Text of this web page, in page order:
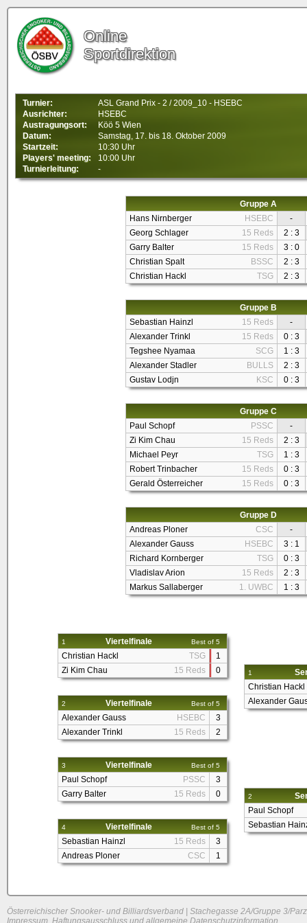
Online
Sportdirektion
Turnier:
ASL Grand Prix - 2 / 2009_10 - HSEBC
Ausrichter:
HSEBC
Austragungsort:
Köö 5 Wien
Datum:
Samstag, 17. bis 18. Oktober 2009
Startzeit:
10:30 Uhr
Players' meeting:
10:00 Uhr
Turnierleitung:
-
Gruppe A
Hans Nirnberger
HSEBC
-
Georg Schlager
15 Reds
2 : 3
Garry Balter
15 Reds
3 : 0
Christian Spalt
BSSC
2 : 3
Christian Hackl
TSG 2 : 3
Gruppe B
Sebastian Hainzl
15 Reds
-
Alexander Trinkl
15 Reds
0 : 3
Tegshee Nyamaa
SCG
1 : 3
Alexander Stadler
BULLS
2 : 3
Gustav Lodjn
KSC 0 : 3
Gruppe C
Paul Schopf
PSSC
-
Zi Kim Chau
15 Reds
2 : 3
Michael Peyr
TSG
1 : 3
Robert Trinbacher
15 Reds
0 : 3
Gerald Österreicher
15 Reds 0 : 3
Gruppe D
Andreas Ploner
CSC
-
Alexander Gauss
HSEBC
3 : 1
Richard Kornberger
TSG
0 : 3
Vladislav Arion
15 Reds
2 : 3
Markus Sallaberger
1. UWBC 1 : 3
1 Viertelfinale Best of 5
Christian Hackl TSG
1
Zi Kim Chau
15 Reds 0
2 Viertelfinale Best of 5
Alexander Gauss HSEBC
3
Alexander Trinkl
15 Reds 2
3 Viertelfinale Best of 5
Paul Schopf PSSC
3
Garry Balter
15 Reds 0
4 Viertelfinale Best of 5
Sebastian Hainzl 15 Reds
3
Andreas Ploner
CSC 1
1
Christian Hackl
Alexander
2
Paul Schopf
Sebastian
Österreichischer Snooker- und Billiardsverband | Stachegasse 2A/Gruppe 3/
Impressum, Haftungsausschluss und allgemeine Datenschutzinformation